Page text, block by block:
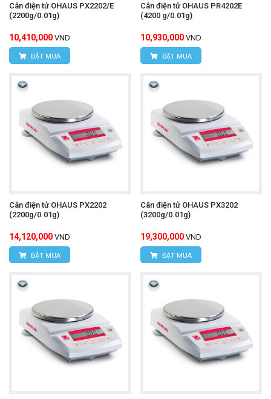
Cân điện tử OHAUS PX2202/E
(2200g/0.01g)
10,410,000 VND
ĐẶT MUA
Cân điện tử OHAUS PR4202E
(4200 g/0.01g)
10,930,000 VND
ĐẶT MUA
Cân điện tử OHAUS PX2202
(2200g/0.01g)
14,120,000 VND
ĐẶT MUA
Cân điện tử OHAUS PX3202
(3200g/0.01g)
19,300,000 VND
ĐẶT MUA